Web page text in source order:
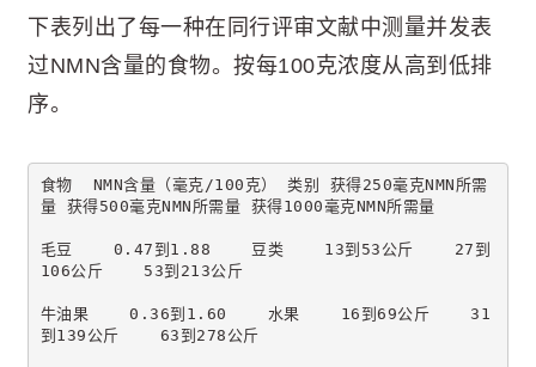
下表列出了每一种在同行评审文献中测量并发表
过NMN含量的食物。按每100克浓度从高到低排
序。
食物  NMN含量（毫克/100克） 类别 获得250毫克NMN所需
量 获得500毫克NMN所需量 获得1000毫克NMN所需量
毛豆    0.47到1.88    豆类    13到53公斤    27到
106公斤    53到213公斤
牛油果    0.36到1.60    水果    16到69公斤    31
到139公斤    63到278公斤